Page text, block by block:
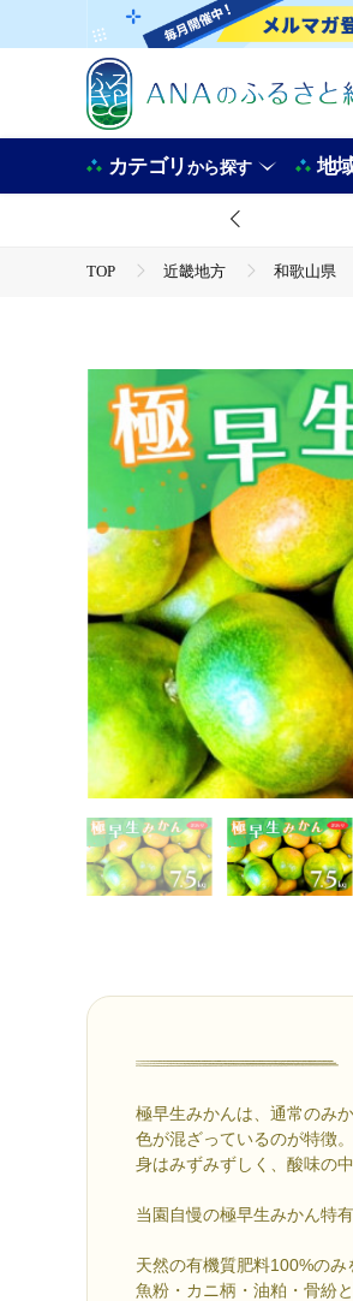
カテゴリから探す 地
TOP 近畿地方 和歌山県
極早生みかんは、通常のみ
色が混ざっているのが特徴。
身はみずみずしく、酸味の
当園自慢の極早生みかん特
天然の有機質肥料100%のみ
魚粉・カニ柄・油粕・骨紛